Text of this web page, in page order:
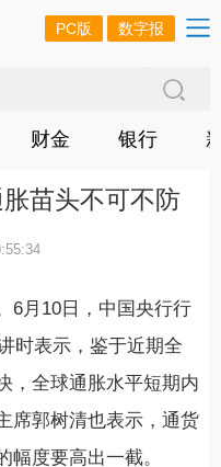
PC版 数字报
财金 银行
苗头不可不防
6月10日，中国央行行
时表示，鉴于近期全
，全球通胀水平短期内
席郭树清也表示，通货
幅度要高出一截。